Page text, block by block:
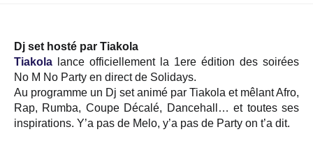
Dj set hosté par Tiakola
Tiakola lance officiellement la 1ere édition des soirées
No M No Party en direct de Solidays.
Au programme un Dj set animé par Tiakola et mêlant Afro,
Rap, Rumba, Coupe Décalé, Dancehall… et toutes ses
inspirations. Y’a pas de Melo, y’a pas de Party on t’a dit.